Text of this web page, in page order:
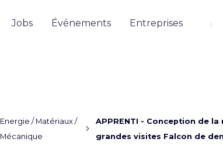
Jobs Événements Entreprises
Energie / Matériaux /
Mécanique
APPRENTI - Conception de
grandes visites Falcon de